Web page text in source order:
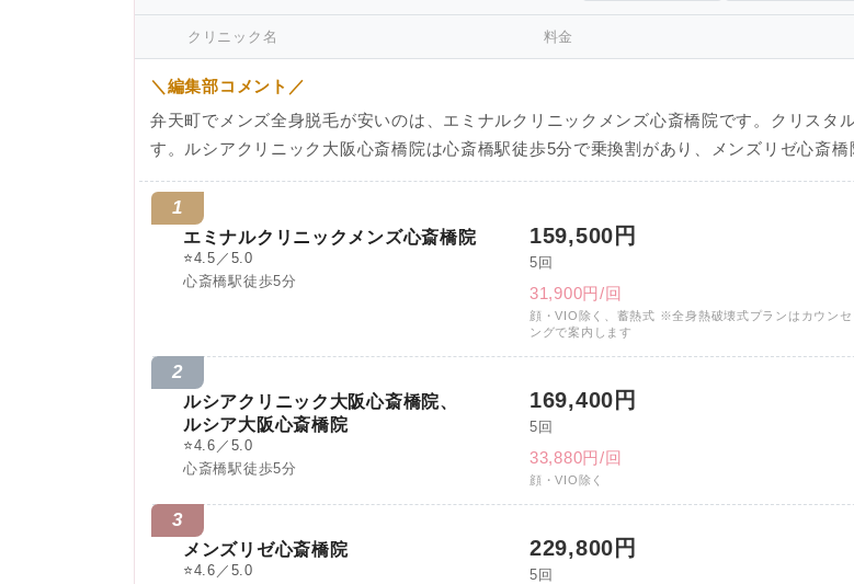
クリニック名 料金
＼編集部コメント／
弁天町でメンズ全身脱毛が安いのは、エミナルクリニックメンズ心斎橋院です。クリスタ
す。ルシアクリニック大阪心斎橋院は心斎橋駅徒歩5分で乗換割があり、メンズリゼ心斎
1
エミナルクリニックメンズ心斎橋院
⭐4.5／5.0
心斎橋駅徒歩5分
159,500円
5回
31,900円/回
顔・VIO除く、蓄熱式 ※全身熱破壊式プランはカウンセ
ングで案内します
2
ルシアクリニック大阪心斎橋院、
ルシア大阪心斎橋院
⭐4.6／5.0
心斎橋駅徒歩5分
169,400円
5回
33,880円/回
顔・VIO除く
3
メンズリゼ心斎橋院
⭐4.6／5.0
229,800円
5回